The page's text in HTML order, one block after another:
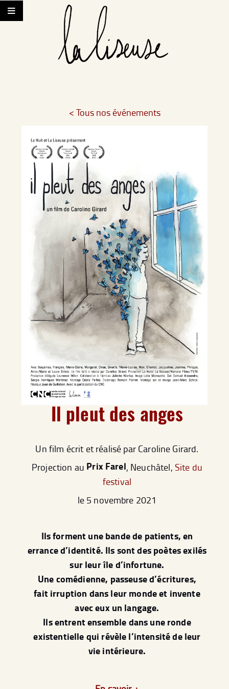
< Tous nos événements
Il pleut des anges
Un film écrit et réalisé par Caroline Girard.
Projection au Prix Farel, Neuchâtel, Site du
festival
le 5 novembre 2021
Ils forment une bande de patients, en
errance d’identité. Ils sont des poètes exilés
sur leur île d’infortune.
Une comédienne, passeuse d’écritures,
fait irruption dans leur monde et invente
avec eux un langage.
Ils entrent ensemble dans une ronde
existentielle qui révèle l’intensité de leur
vie intérieure.